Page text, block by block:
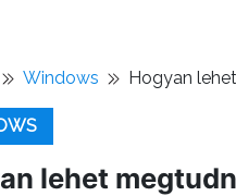
Windows Hogyan
lehet